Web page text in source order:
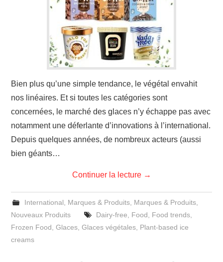
Bien plus qu’une simple tendance, le végétal envahit
nos linéaires. Et si toutes les catégories sont
concernées, le marché des glaces n’y échappe pas avec
notamment une déferlante d’innovations à l’international.
Depuis quelques années, de nombreux acteurs (aussi
bien géants…
Continuer la lecture →
International Marques & Produits, Marques & Produits,
Nouveaux Produits
Dairy-free Food Food trends,
Frozen Food ,Glaces ,Glaces végétales Plant-based ice
creams